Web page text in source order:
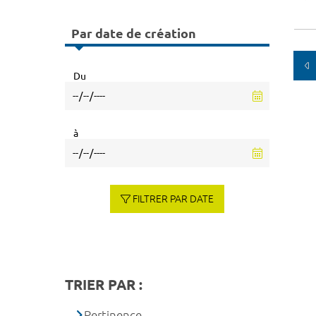
Par date de création
Du
à
FILTRER PAR DATE
TRIER PAR :